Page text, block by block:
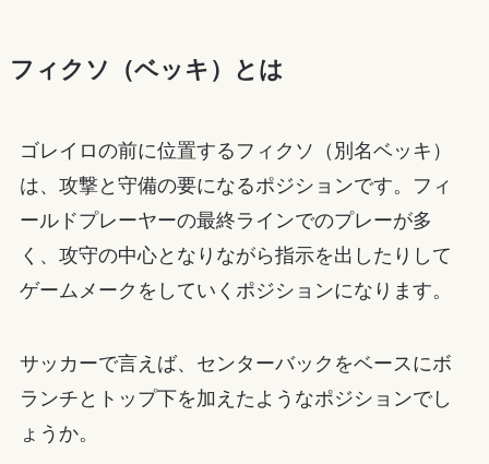
フィクソ（ベッキ）とは
ゴレイロの前に位置するフィクソ（別名ベッキ）
は、攻撃と守備の要になるポジションです。フィ
ールドプレーヤーの最終ラインでのプレーが多
く、攻守の中心となりながら指示を出したりして
ゲームメークをしていくポジションになります。
サッカーで言えば、センターバックをベースにボ
ランチとトップ下を加えたようなポジションでし
ょうか。